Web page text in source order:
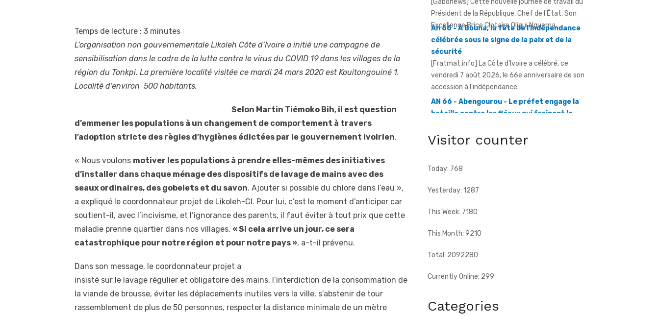
Temps de lecture : 3 minutes
L’organisation non gouvernementale Likoleh Côte d’Ivoire a initié une campagne de
sensibilisation dans le cadre de la lutte contre le virus du COVID 19 dans les villages de la
région du Tonkpi. La première localité visitée ce mardi 24 mars 2020 est Kouitongouiné 1.
Localité d’environ 500 habitants.
Selon Martin Tiémoko Bih, il est question
d’emmener les populations à un changement de comportement à travers
l’adoption stricte des règles d’hygiènes édictées par le gouvernement ivoirien.
« Nous voulons motiver les populations à prendre elles-mêmes des initiatives
d’installer dans chaque ménage des dispositifs de lavage de mains avec des
seaux ordinaires, des gobelets et du savon. Ajouter si possible du chlore dans l’eau »,
a expliqué le coordonnateur projet de Likoleh-CI. Pour lui, c’est le moment d’anticiper car
soutient-il, avec l’incivisme, et l’ignorance des parents, il faut éviter à tout prix que cette
maladie prenne quartier dans nos villages. « Si cela arrive un jour, ce sera
catastrophique pour notre région et pour notre pays », a-t-il prévenu.
Dans son message, le coordonnateur projet a
insisté sur le lavage régulier et obligatoire des mains, l’interdiction de la consommation de
la viande de brousse, éviter les déplacements inutiles vers la ville, s’abstenir de tour
rassemblement de plus de 50 personnes, respecter la distance minimale de un mètre
célébrée sous le signe de la paix et de la
sécurité
[Fratmat.info] La Côte d'Ivoire a célébré, ce
vendredi 7 août 2026, le 66e anniversaire de son
accession à l'indépendance.
AN 66 - Abengourou - Le préfet engage la
bataille contre les fléaux qui freinent le
développement
[Fratmat.info] La célébration du 66e
anniversaire de l'indépendance de la Côte
a ...
Visitor counter
Today: 768
Yesterday: 1287
This Week: 7180
This Month: 9210
Total: 2092280
Currently Online: 299
Categories